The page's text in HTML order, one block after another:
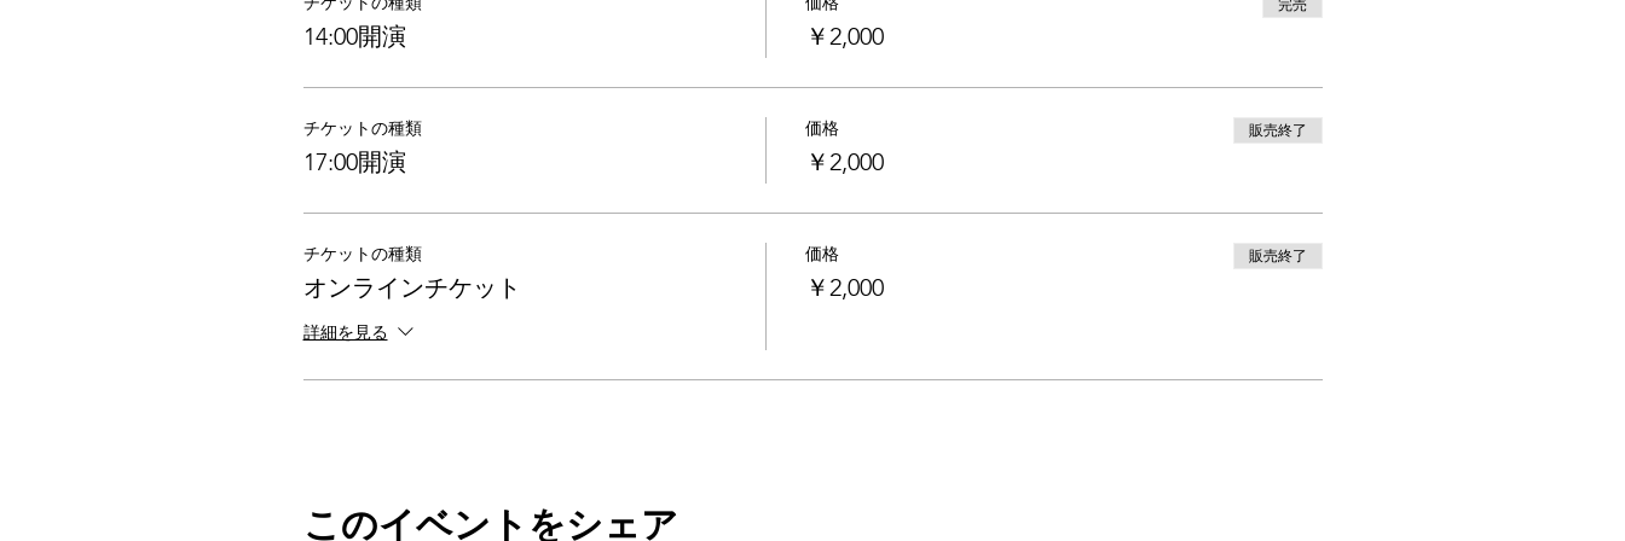
14:00開演 ￥2,000
完売
チケットの種類
17:00開演
価格
￥2,000
販売終了
チケットの種類
オンラインチケット
詳細を見る
価格
￥2,000
販売終了
このイベントをシェア